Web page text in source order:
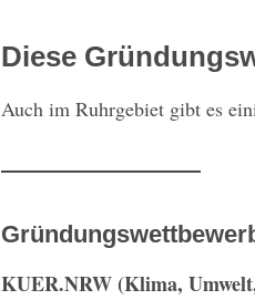
Diese
Auch im Ruhrgebiet gibt es
KUER.NRW (Klima,